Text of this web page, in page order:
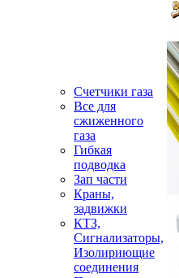
Счетчики газа
Все для
сжиженного
газа
Гибкая
подводка
Зап части
Краны,
задвижки
КТЗ,
Сигнализаторы,
Изолириющие
соединения